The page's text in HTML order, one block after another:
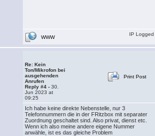
WWW
IP Logged
Re: Kein
Ton/Mikrofon bei
ausgehenden
Anrufen
Reply #4 - 30.
Jun 2023 at
09:25
Print Post
Ich habe keine direkte Nebenstelle, nur 3
Telefonnummern die in der FRitzbox mit separater
Zuordnung geschaltet sind. Also privat, dienst etc.
Wenn ich also meine andere eigene Nummer
anwähle, ist es das gleiche Problem